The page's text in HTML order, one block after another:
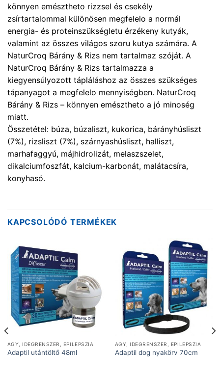
könnyen emésztheto rizzsel és csekély
zsírtartalommal különösen megfelelo a normál
energia- és proteinszükségletu érzékeny kutyák,
valamint az összes világos szoru kutya számára. A
NaturCroq Bárány & Rizs nem tartalmaz szóját. A
NaturCroq Bárány & Rizs tartalmazza a
kiegyensúlyozott tápláláshoz az összes szükséges
tápanyagot a megfelelo mennyiségben. NaturCroq
Bárány & Rizs – könnyen emésztheto a jó minoség
miatt.
Összetétel: búza, búzaliszt, kukorica, bárányhúsliszt
(7%), rizsliszt (7%), szárnyashúsliszt, halliszt,
marhafaggyú, májhidrolizát, melaszszelet,
dikalciumfoszfát, kalcium-karbonát, malátacsíra,
konyhasó.
KAPCSOLÓDÓ TERMÉKEK
AGY, IDEGRENSZER, EPILEPSZIA
Adaptil utántöltő 48ml
AGY, IDEGRENSZER, EPILEPSZIA
Adaptil dog nyakörv 70cm